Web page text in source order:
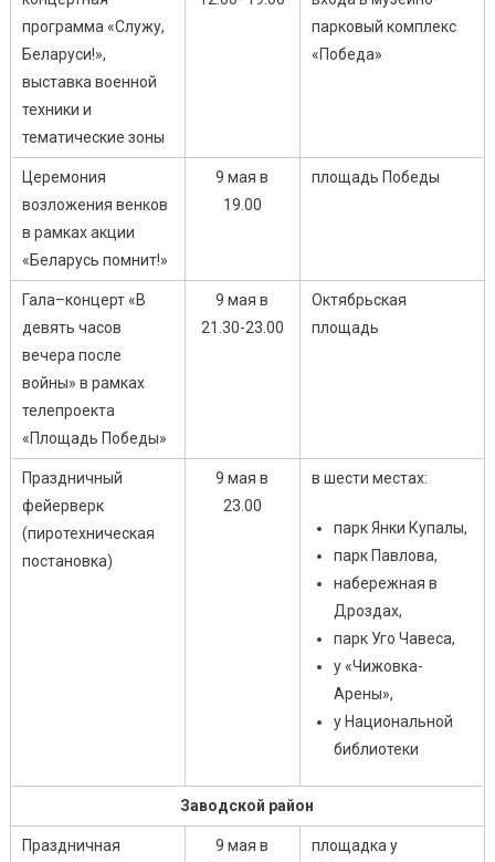
программа «Служу,
Беларуси!»,
выставка военной
техники и
тематические зоны
парковый комплекс
«Победа»
Церемония
возложения венков
в рамках акции
«Беларусь помнит!»
9 мая в
19.00
площадь Победы
Гала–концерт «В
девять часов
вечера после
войны» в рамках
телепроекта
«Площадь Победы»
9 мая в
21.30-23.00
Октябрьская
площадь
Праздничный
фейерверк
(пиротехническая
постановка)
9 мая в
23.00
в шести местах:
парк Янки Купалы,
парк Павлова,
набережная в
Дроздах,
парк Уго Чавеса,
у «Чижовка-
Арены»,
у Национальной
библиотеки
Заводской район
Праздничная
9 мая в
площадка у